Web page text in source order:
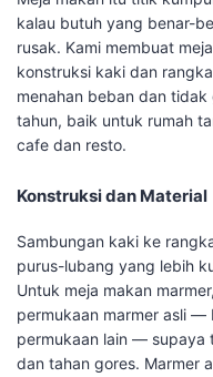
kalau butuh yang benar-
rusak. Kami membuat
konstruksi kaki dan
menahan beban dan
tahun, baik untuk rumah
cafe dan resto.
Konstruksi dan Material
Sambungan kaki ke
purus-lubang yang lebih
Untuk meja makan
permukaan marmer asli —
permukaan lain — supaya
dan tahan gores. Marmer